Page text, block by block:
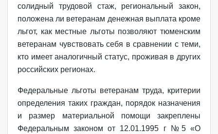
солидный трудовой стаж, региональный закон,
положена ли ветеранам денежная выплата кроме
льгот, как местные льготы позволяют тюменским
ветеранам чувствовать себя в сравнении с теми,
кто имеет аналогичный статус, проживая в других
российских регионах.
Федеральные льготы ветеранам труда, критерии
определения таких граждан, порядок назначения
и размер материальной помощи закреплены
Федеральным законом от 12.01.1995 г №5 «О